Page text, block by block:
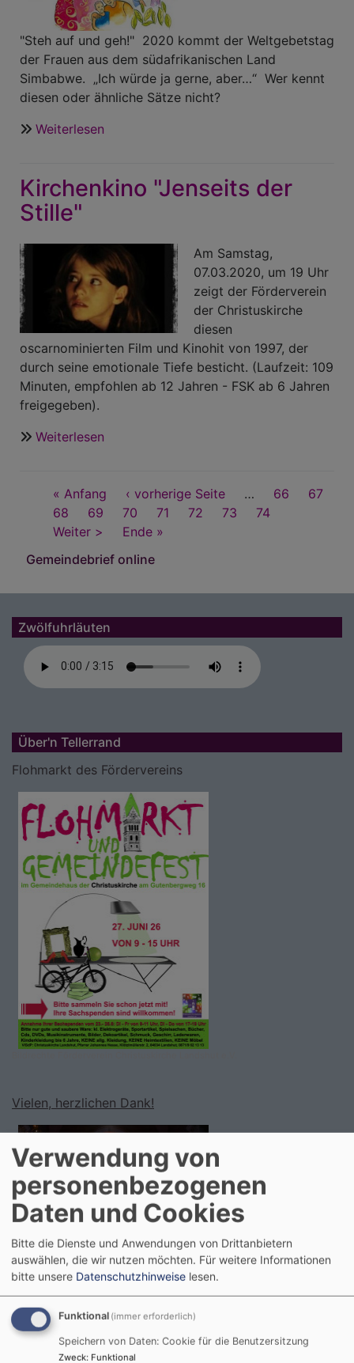
"Steh auf und geh!" 2020 kommt der Weltgebetstag
der Frauen aus dem südafrikanischen Land
Simbabwe. „Ich würde ja gerne, aber…“ Wer kennt
diesen oder ähnliche Sätze nicht?
Weiterlesen
und
der
Frauen
am
März
2020
Kirchenkino "Jenseits der
Stille"
Am Samstag,
07.03.2020, um 19 Uhr
zeigt der Förderverein
der Christuskirche
diesen
oscarnominierten Film und Kinohit von 1997, der
durch seine emotionale Tiefe besticht. (Laufzeit: 109
Minuten, empfohlen ab 12 Jahren - FSK ab 6 Jahren
freigegeben).
Weiterlesen
der
Stille"
Seitennummerierung
First
page
« Anfang
Vorherige
Seite
‹ vorherige Seite … Seite
66 Seite
67
Seite
68 Seite
69 Seite
70 Seite
71
Aktuelle
72 Seite
73 Seite
74
Nächste
Weiter >
Last
Ende »
Gemeindebrief online
Zwölfuhrläuten
Über'n Tellerrand
Flohmarkt des Fördervereins
Vielen, herzlichen Dank!
Bildrechte Christuskirche Landshut
Willkommen auf der Baustelle Bildergaleri
Verwendung von
personenbezogenen
Daten und Cookies
Bitte die Dienste und Anwendungen von Drittanbietern
auswählen, die wir nutzen möchten. Für weitere Informationen
bitte unsere Datenschutzhinweise lesen.
Funktional (immer erforderlich)
Speichern von Daten: Cookie für die Benutzersitzung
Zweck: Funktional